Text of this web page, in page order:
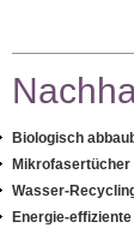
Biologisch
Mikrofasertücher